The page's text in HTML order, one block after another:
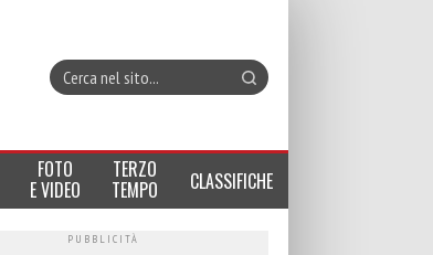
FOTO
E VIDEO
TERZO
TEMPO CLASSIFICHE